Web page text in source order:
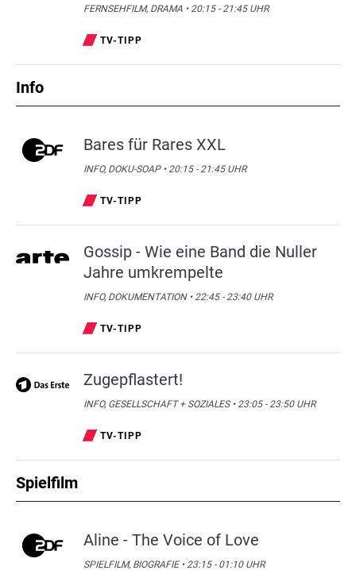
FERNSEHFILM, DRAMA • 20:15 - 21:45 UHR
TV-TIPP
Info
Bares für Rares XXL
INFO, DOKU-SOAP • 20:15 - 21:45 UHR
TV-TIPP
Gossip - Wie eine Band die Nuller
Jahre umkrempelte
INFO, DOKUMENTATION • 22:45 - 23:40 UHR
TV-TIPP
Zugepflastert!
INFO, GESELLSCHAFT + SOZIALES • 23:05 - 23:50 UHR
TV-TIPP
Spielfilm
Aline - The Voice of Love
SPIELFILM, BIOGRAFIE • 23:15 - 01:10 UHR